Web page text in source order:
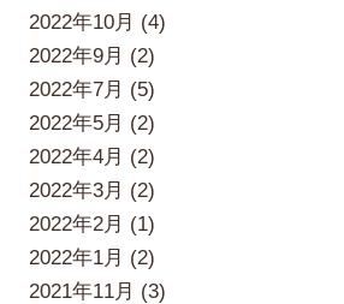
2022年10月 (4)
2022年9月 (2)
2022年7月 (5)
2022年5月 (2)
2022年4月 (2)
2022年3月 (2)
2022年2月 (1)
2022年1月 (2)
2021年11月 (3)